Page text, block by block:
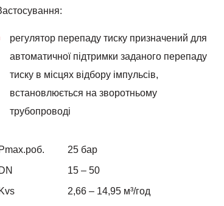
регулятор перепаду тиску призначений для
автоматичної підтримки заданого перепаду
тиску в місцях відбору імпульсів,
встановлюється на зворотньому
трубопроводі
Pmax.роб.
25 бар
DN
15 – 50
Kvs
2,66 – 14,95 м³/год